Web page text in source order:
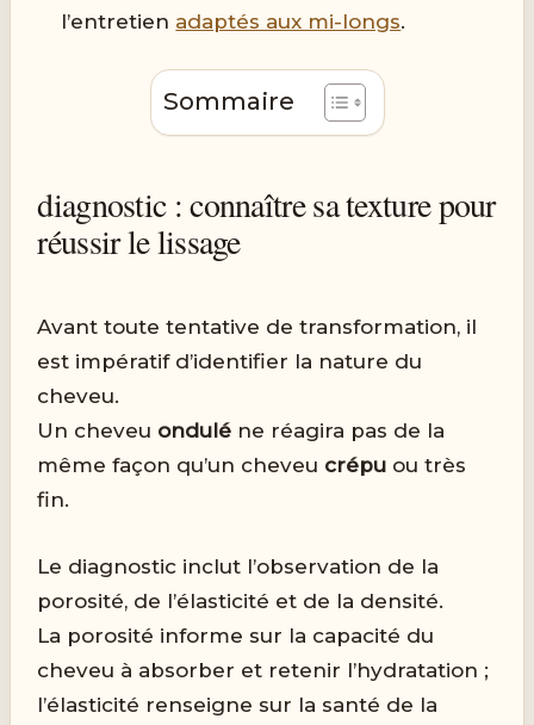
l’entretien adaptés aux mi-longs.
Sommaire
diagnostic : connaître sa texture pour
réussir le lissage
Avant toute tentative de transformation, il
est impératif d’identifier la nature du
cheveu.
Un cheveu ondulé ne réagira pas de la
même façon qu’un cheveu crépu ou très
fin.
Le diagnostic inclut l’observation de la
porosité, de l’élasticité et de la densité.
La porosité informe sur la capacité du
cheveu à absorber et retenir l’hydratation ;
l’élasticité renseigne sur la santé de la